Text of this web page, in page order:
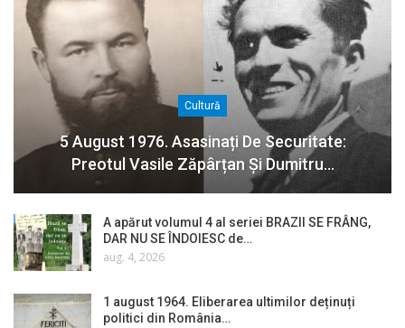
Cultură
5 August 1976. Asasinați De Securitate:
Preotul Vasile Zăpârțan Și Dumitru…
A apărut volumul 4 al seriei BRAZII SE FRÂNG,
DAR NU SE ÎNDOIESC de…
aug. 4, 2026
1 august 1964. Eliberarea ultimilor deținuți
politici din România…